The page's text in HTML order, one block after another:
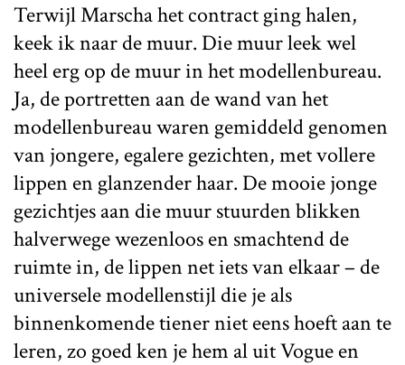
Terwijl Marscha het contract ging halen,
keek ik naar de muur. Die muur leek wel
heel erg op de muur in het modellenbureau.
Ja, de portretten aan de wand van het
modellenbureau waren gemiddeld genomen
van jongere, egalere gezichten, met vollere
lippen en glanzender haar. De mooie jonge
gezichtjes aan die muur stuurden blikken
halverwege wezenloos en smachtend de
ruimte in, de lippen net iets van elkaar – de
universele modellenstijl die je als
binnenkomende tiener niet eens hoeft aan te
leren, zo goed ken je hem al uit Vogue en